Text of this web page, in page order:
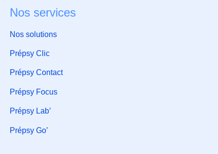
Nos services
Nos solutions
Prépsy Clic
Prépsy Contact
Prépsy Focus
Prépsy Lab’
Prépsy Go’